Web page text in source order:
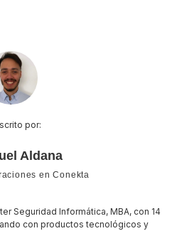
por:
Aldana
en Conekta
Seguridad Informática, MBA, con 14
con productos tecnológicos y